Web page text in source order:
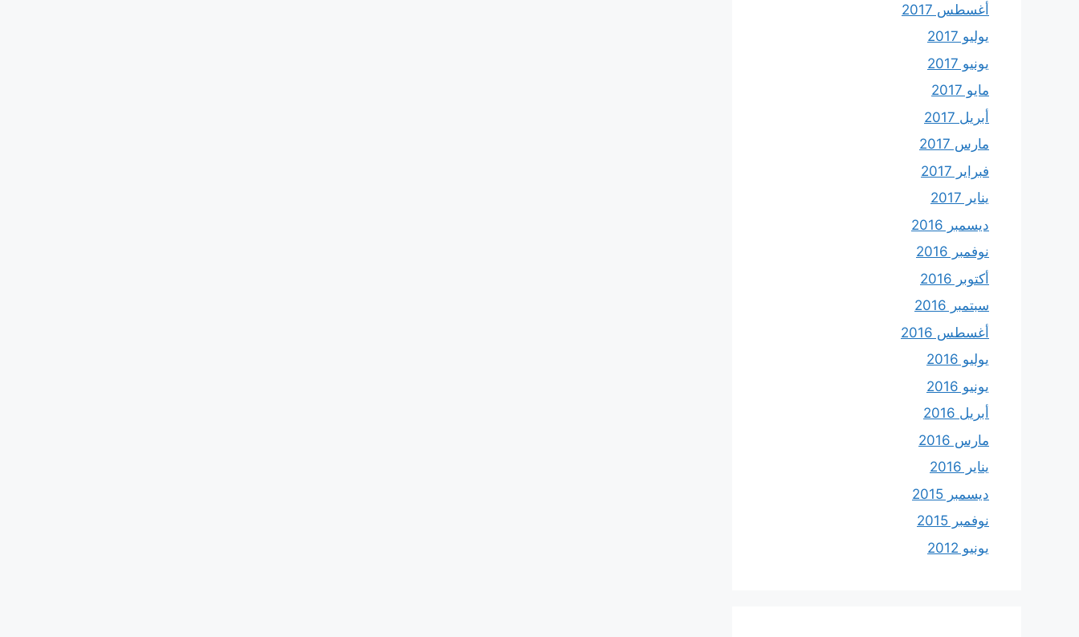
أغسطس 2017
يوليو 2017
يونيو 2017
مايو 2017
أبريل 2017
مارس 2017
فبراير 2017
يناير 2017
ديسمبر 2016
نوفمبر 2016
أكتوبر 2016
سبتمبر 2016
أغسطس 2016
يوليو 2016
يونيو 2016
أبريل 2016
مارس 2016
يناير 2016
ديسمبر 2015
نوفمبر 2015
يونيو 2012